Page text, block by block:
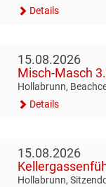
Details
15.08.2026
Misch-Masch
Hollabrunn,
Details
15.08.2026
Hollabrunn,